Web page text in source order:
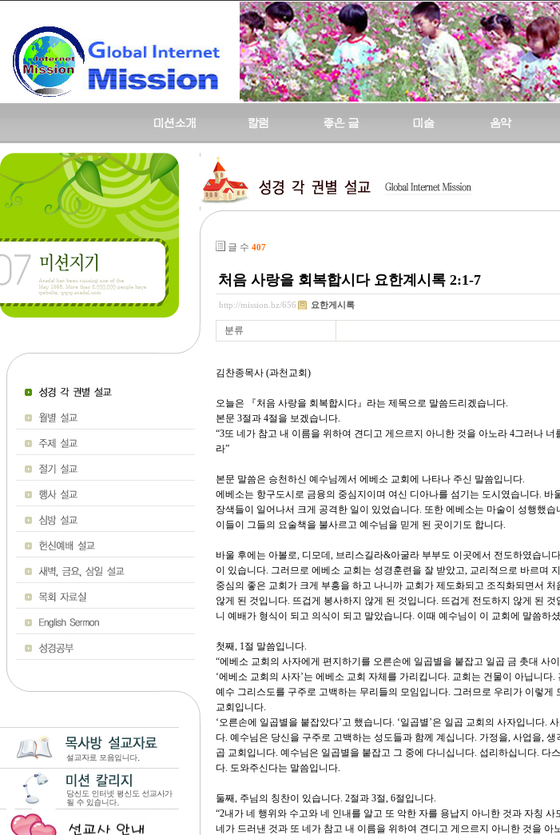
글 수 407
처음 사랑을 회복합시다 요한계시록 2:1-7
http://mission.bz/656 요한게시록
분류
김찬종목사 (과천교회)
오늘은 『처음 사랑을 회복합시다』라는 제목으로 말씀드리겠습니다.
본문 3절과 4절을 보겠습니다.
“3또 네가 참고 내 이름을 위하여 견디고 게으르지 아니한 것을 아노라 4그러나
라”
본문 말씀은 승천하신 예수님께서 에베소 교회에 나타나 주신 말씀입니다.
에베소는 항구도시로 금융의 중심지이며 여신 디아나를 섬기는 도시였습니다. 바
장색들이 일어나서 크게 공격한 일이 있었습니다. 또한 에베소는 마술이 성행했
이들이 그들의 요술책을 불사르고 예수님을 믿게 된 곳이기도 합니다.
바울 후에는 아볼로, 디모데, 브리스길라&아굴라 부부도 이곳에서 전도하였습니
이 있습니다. 그러므로 에베소 교회는 성경훈련을 잘 받았고, 교리적으로 바르며
중심의 좋은 교회가 크게 부흥을 하고 나니까 교회가 제도화되고 조직화되면서
않게 된 것입니다. 뜨겁게 봉사하지 않게 된 것입니다. 뜨겁게 전도하지 않게 된
니 예배가 형식이 되고 의식이 되고 말았습니다. 이때 예수님이 이 교회에 말씀하
첫째, 1절 말씀입니다.
“에베소 교회의 사자에게 편지하기를 오른손에 일곱별을 붙잡고 일곱 금 촛대 사
‘에베소 교회의 사자’는 에베소 교회 자체를 가리킵니다. 교회는 건물이 아닙니
예수 그리스도를 구주로 고백하는 무리들의 모임입니다. 그러므로 우리가 이렇게
교회입니다.
‘오른손에 일곱별을 붙잡았다’고 했습니다. ‘일곱별’은 일곱 교회의 사자입니다.
다. 예수님은 당신을 구주로 고백하는 성도들과 함께 계십니다. 가정을, 사업을, 생
곱 교회입니다. 예수님은 일곱별을 붙잡고 그 중에 다니십니다. 섭리하십니다. 다
다. 도와주신다는 말씀입니다.
둘째, 주님의 칭찬이 있습니다. 2절과 3절, 6절입니다.
“2내가 네 행위와 수고와 네 인내를 알고 또 악한 자를 용납지 아니한 것과 자칭
네가 드러낸 것과 또 네가 참고 내 이름을 위하여 견디고 게으르지 아니한 것을 아